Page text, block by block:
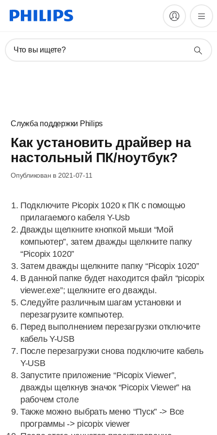
Что вы ищете?
Служба поддержки Philips
Как установить драйвер на
настольный ПК/ноутбук?
Опубликован в 2021-07-11
Подключите Picopix 1020 к ПК с помощью
прилагаемого кабеля Y-Usb
Дважды щелкните кнопкой мыши “Мой
компьютер”, затем дважды щелкните папку
“Picopix 1020”
Затем дважды щелкните папку “Picopix 1020”
В данной папке будет находится файл “picopix
viewer.exe”; щелкните его дважды.
Следуйте различным шагам установки и
перезагрузите компьютер.
Перед выполнением перезагрузки отключите
кабель Y-USB
После перезагрузки снова подключите кабель
Y-USB
Запустите приложение “Picopix Viewer”,
дважды щелкнув значок “Picopix Viewer” на
рабочем столе
Также можно выбрать меню “Пуск” -> Все
программы -> picopix viewer